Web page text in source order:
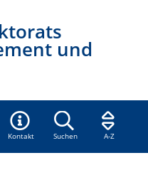
und
Kontakt Suchen A-Z